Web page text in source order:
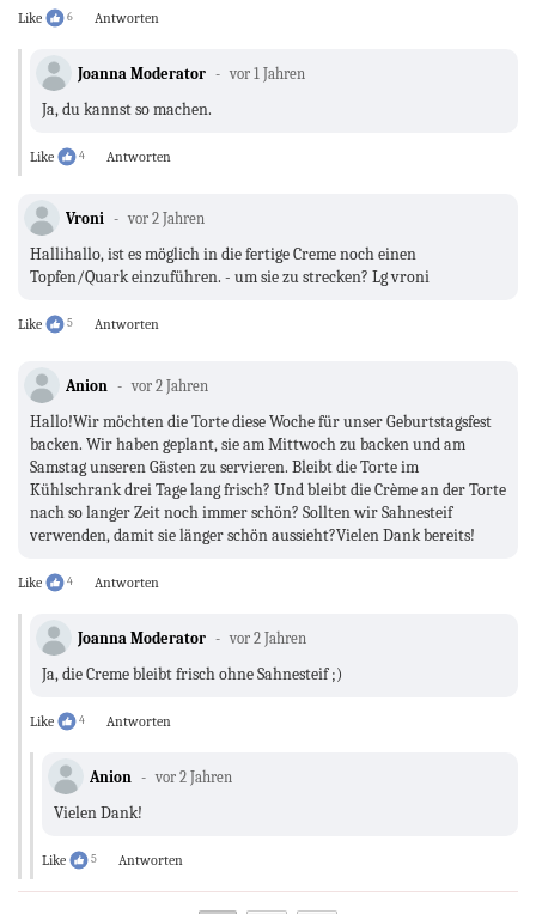
Like 6 Antworten
Joanna Moderator vor 1 Jahren
Ja, du kannst so machen.
Like 4 Antworten
Vroni vor 2 Jahren
Hallihallo, ist es möglich in die fertige Creme noch einen
Topfen/Quark einzuführen. - um sie zu strecken? Lg vroni
Like 5 Antworten
Anion vor 2 Jahren
Hallo!Wir möchten die Torte diese Woche für unser Geburtstagsfest
backen. Wir haben geplant, sie am Mittwoch zu backen und am
Samstag unseren Gästen zu servieren. Bleibt die Torte im
Kühlschrank drei Tage lang frisch? Und bleibt die Crème an der Torte
nach so langer Zeit noch immer schön? Sollten wir Sahnesteif
verwenden, damit sie länger schön aussieht?Vielen Dank bereits!
Like 4 Antworten
Joanna Moderator vor 2 Jahren
Ja, die Creme bleibt frisch ohne Sahnesteif ;)
Like 4 Antworten
Anion vor 2 Jahren
Vielen Dank!
Like 5 Antworten